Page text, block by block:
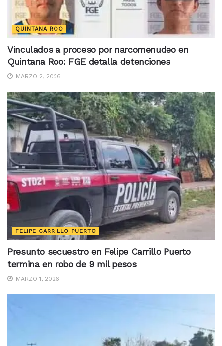
QUINTANA ROO
Vinculados a proceso por narcomenudeo en
Quintana Roo: FGE detalla detenciones
MARZO 2, 2026
FELIPE CARRILLO PUERTO
Presunto secuestro en Felipe Carrillo Puerto
termina en robo de 9 mil pesos
MARZO 1, 2026